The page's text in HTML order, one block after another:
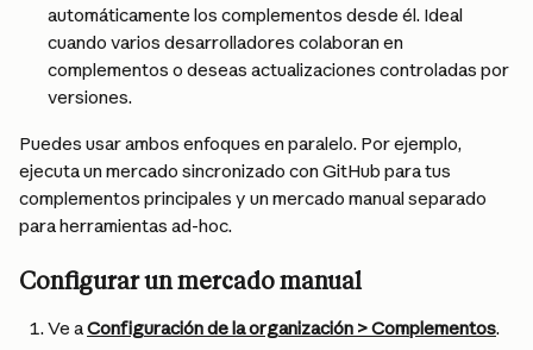
automáticamente los complementos desde él. Ideal
cuando varios desarrolladores colaboran en
complementos o deseas actualizaciones controladas por
versiones.
Puedes usar ambos enfoques en paralelo. Por ejemplo,
ejecuta un mercado sincronizado con GitHub para tus
complementos principales y un mercado manual separado
para herramientas ad-hoc.
Configurar un mercado manual
Ve a Configuración de la organización > Complementos.